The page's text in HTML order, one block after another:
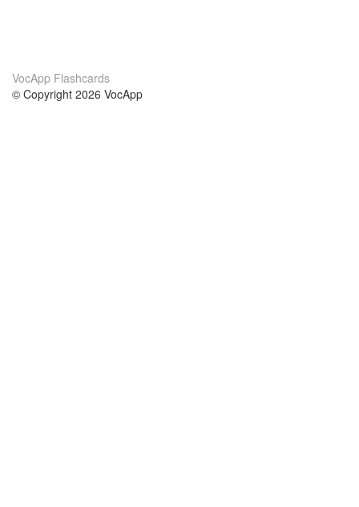
VocApp Flashcards
© Copyright 2026 VocApp